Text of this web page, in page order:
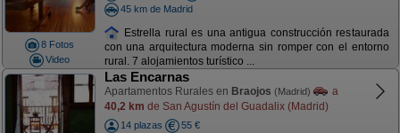
8 Fotos
Video
45 km de Madrid
Estrella rural es una antigua construcción restaurada
con una arquitectura moderna sin romper con el entorno
rural. 7 alojamientos turístico ...
Las Encarnas
Apartamentos Rurales en Braojos (Madrid)
a
40,2 km de San Agustín del Guadalix (Madrid)
14 plazas
55 €